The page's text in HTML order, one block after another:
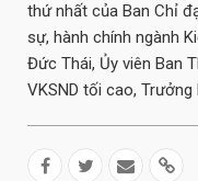
thứ nhất của Ban Chỉ
sự, hành chính ngành
Đức Thái, Ủy viên Ban
VKSND tối cao,